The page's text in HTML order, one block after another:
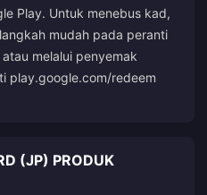
Play. Untuk menebus kad,
mudah pada peranti
melalui penyemak
play.google.com/redeem
(JP) PRODUK